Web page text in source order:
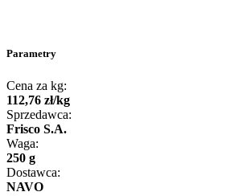
Parametry
Cena za kg:
112,76 zł/kg
Sprzedawca:
Frisco S.A.
Waga:
250 g
Dostawca:
NAVO